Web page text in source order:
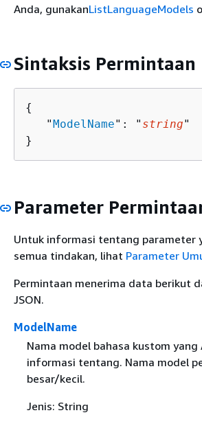
Anda, gunakanListLanguageModels
Sintaksis Permintaan
{
   "
ModelName": " string"
}
Parameter
Untuk informasi tentang parameter
semua tindakan, lihat Parameter
Permintaan menerima data berikut
JSON.
ModelName
Nama model bahasa kustom yang
informasi tentang. Nama model
besar/kecil.
Jenis: String